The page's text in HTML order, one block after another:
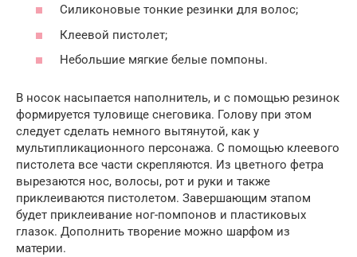
Силиконовые тонкие резинки для волос;
Клеевой пистолет;
Небольшие мягкие белые помпоны.
В носок насыпается наполнитель, и с помощью резинок
формируется туловище снеговика. Голову при этом
следует сделать немного вытянутой, как у
мультипликационного персонажа. С помощью клеевого
пистолета все части скрепляются. Из цветного фетра
вырезаются нос, волосы, рот и руки и также
приклеиваются пистолетом. Завершающим этапом
будет приклеивание ног-помпонов и пластиковых
глазок. Дополнить творение можно шарфом из
материи.